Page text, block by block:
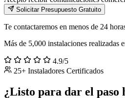
Solicitar Presupuesto Gratuito
Te contactaremos en menos de 24
Más de 5,000 instalaciones realizadas
4.9/5
25+ Instaladores Certificados
¿Listo para dar el paso